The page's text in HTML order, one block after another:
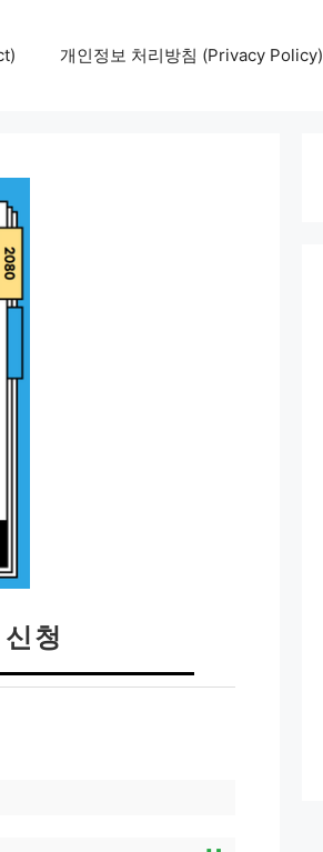
개인정보 처리방침 (Privacy Policy)
청